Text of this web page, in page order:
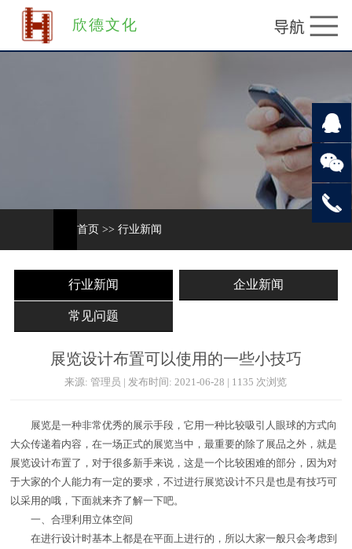
欣德文化
首页 >> 行业新闻
行业新闻 企业新闻
常见问题
展览设计布置可以使用的一些小技巧
来源: 管理员 | 发布时间: 2021-06-28 | 1135 次浏览
展览是一种非常优秀的展示手段，它用一种比较吸引人眼球的方式向
大众传递着内容，在一场正式的展览当中，最重要的除了展品之外，就是
展览设计布置了，对于很多新手来说，这是一个比较困难的部分，因为对
于大家的个人能力有一定的要求，不过进行展览设计不只是也是有技巧可
以采用的哦，下面就来齐了解一下吧。
一、合理利用立体空间
在进行设计时基本上都是在平面上进行的，所以大家一般只会考虑到